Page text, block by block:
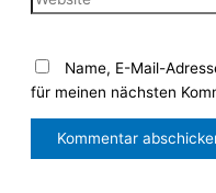
Name, E-Mail-
für meinen nächsten